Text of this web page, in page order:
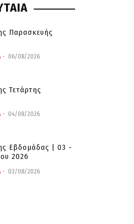
Παρασκευής
06/08/2026
Τετάρτης
04/08/2026
Εβδομάδας | 03 -
2026
03/08/2026